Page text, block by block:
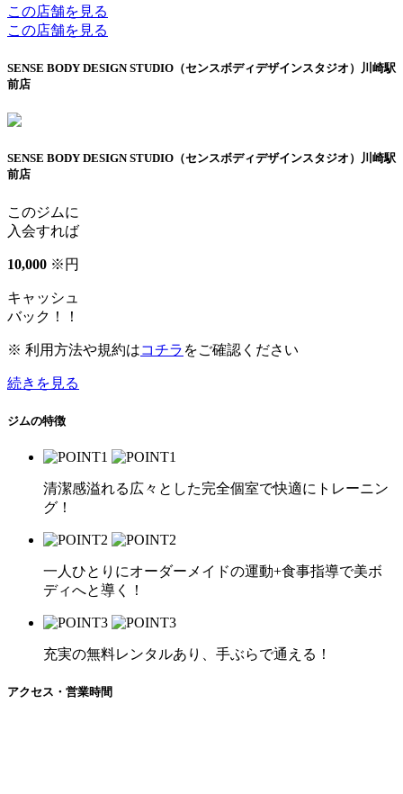
この店舗を見る
この店舗を見る
SENSE BODY DESIGN STUDIO（センスボディデザインスタジオ）川崎駅
前店
SENSE BODY DESIGN STUDIO（センスボディデザインスタジオ）川崎駅
前店
このジムに
入会すれば
10,000 ※ 円
キャッシュ
バック！！
※ 利用方法や規約はコチラ をご確認ください
続きを見る
ジムの特徴
清潔感溢れる広々とした完全個室で快適にトレーニン
グ！
一人ひとりにオーダーメイドの運動+食事指導で美ボ
ディへと導く！
充実の無料レンタルあり、手ぶらで通える！
アクセス・営業時間